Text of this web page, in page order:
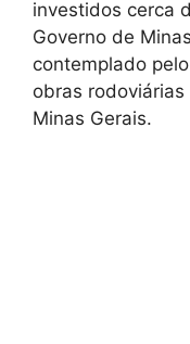
investidos cerca
Governo de
contemplado
obras
Minas Gerais.